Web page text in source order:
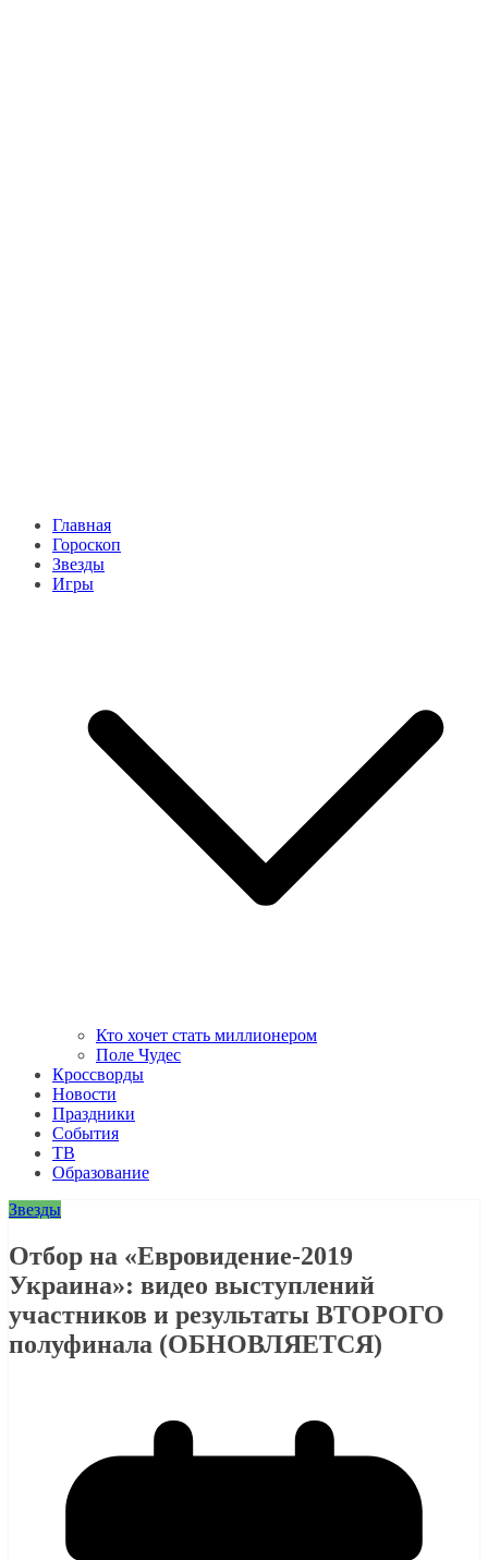
Главная
Гороскоп
Звезды
Игры
Кто хочет стать миллионером
Поле Чудес
Кроссворды
Новости
Праздники
События
ТВ
Образование
Звезды
Отбор на «Евровидение-2019
Украина»: видео выступлений
участников и результаты ВТОРОГО
полуфинала (ОБНОВЛЯЕТСЯ)